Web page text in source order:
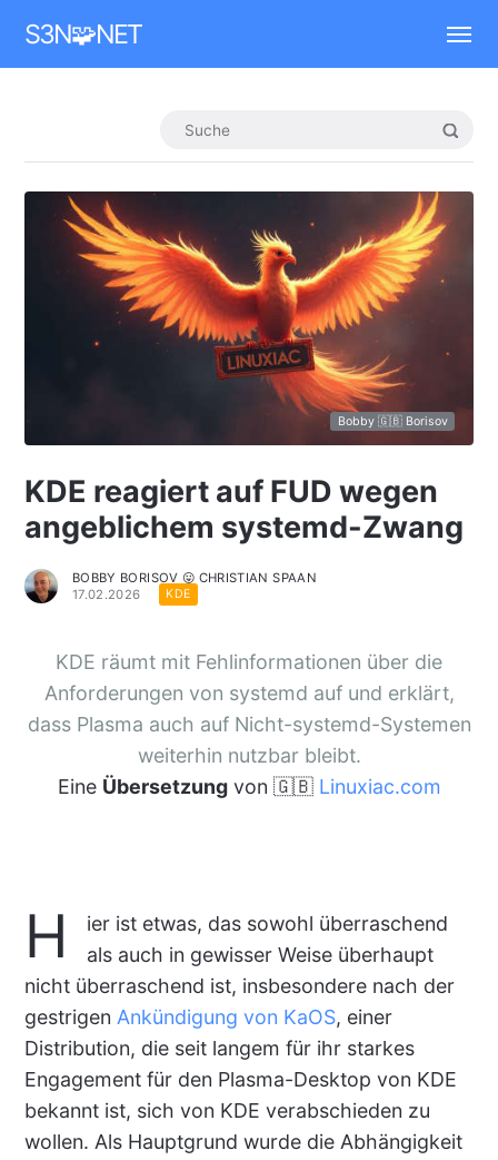
S3N🧩NET
Bobby 🇬🇧 Borisov
KDE reagiert auf FUD wegen
angeblichem systemd-Zwang
BOBBY BORISOV 😛 CHRISTIAN SPAAN
17.02.2026
KDE
KDE räumt mit Fehlinformationen über die
Anforderungen von systemd auf und erklärt,
dass Plasma auch auf Nicht-systemd-Systemen
weiterhin nutzbar bleibt.
Eine Übersetzungvon 🇬🇧 Linuxiac.com
H
ier ist etwas, das sowohl überraschend
als auch in gewisser Weise überhaupt
nicht überraschend ist, insbesondere nach der
gestrigen Ankündigung von KaOS, einer
Distribution, die seit langem für ihr starkes
Engagement für den Plasma-Desktop von KDE
bekannt ist, sich von KDE verabschieden zu
wollen. Als Hauptgrund wurde die Abhängigkeit